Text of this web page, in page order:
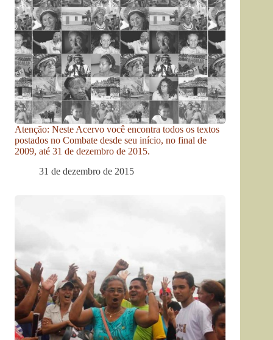
Atenção: Neste Acervo você encontra todos os textos
postados no Combate desde seu início, no final de
2009, até 31 de dezembro de 2015.
31 de dezembro de 2015